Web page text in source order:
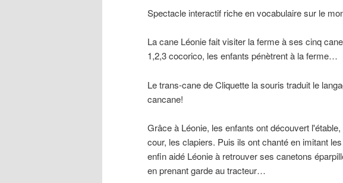
Spectacle interactif riche en vocabulaire sur le
La cane Léonie fait visiter la ferme à ses cinq
1,2,3 cocorico, les enfants pénètrent à la ferme…
Le trans-cane de Cliquette la souris traduit le
cancane!
Grâce à Léonie, les enfants ont découvert
cour, les clapiers. Puis ils ont chanté en imitant
enfin aidé Léonie à retrouver ses canetons
en prenant garde au tracteur…